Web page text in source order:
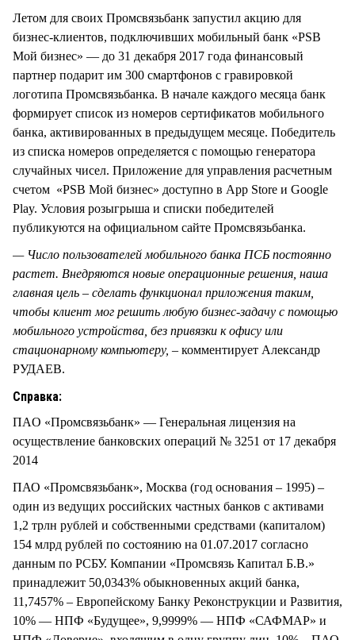
Летом для своих Промсвязьбанк запустил акцию для
бизнес-клиентов, подключивших мобильный банк «PSB
Мой бизнес» — до 31 декабря 2017 года финансовый
партнер подарит им 300 смартфонов с гравировкой
логотипа Промсвязьбанка. В начале каждого месяца банк
формирует список из номеров сертификатов мобильного
банка, активированных в предыдущем месяце. Победитель
из списка номеров определяется с помощью генератора
случайных чисел. Приложение для управления расчетным
счетом «PSB Мой бизнес» доступно в App Store и Google
Play. Условия розыгрыша и списки победителей
публикуются на официальном сайте Промсвязьбанка.
— Число пользователей мобильного банка ПСБ постоянно
растет. Внедряются новые операционные решения, наша
главная цель – сделать функционал приложения таким,
чтобы клиент мог решить любую бизнес-задачу с помощью
мобильного устройства, без привязки к офису или
стационарному компьютеру, – комментирует Александр
РУДАЕВ.
Справка:
ПAO «Промсвязьбанк» — Генеральная лицензия на
осуществление банковских операций № 3251 от 17 декабря
2014
ПАО «Промсвязьбанк», Москва (год основания – 1995) –
один из ведущих российских частных банков с активами
1,2 трлн рублей и собственными средствами (капиталом)
154 млрд рублей по состоянию на 01.07.2017 согласно
данным по РСБУ. Компании «Промсвязь Капитал Б.В.»
принадлежит 50,0343% обыкновенных акций банка,
11,7457% – Европейскому Банку Реконструкции и Развития,
10% — НПФ «Будущее», 9,9999% — НПФ «САФМАР» и